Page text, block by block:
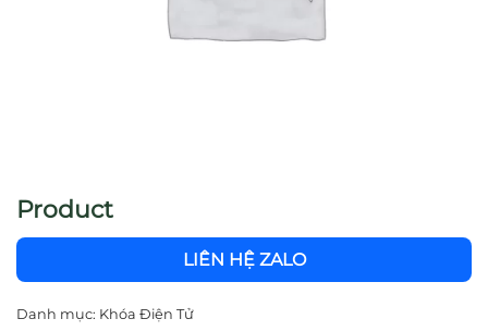
Product
LIÊN HỆ ZALO
Danh mục: Khóa Điện Tử